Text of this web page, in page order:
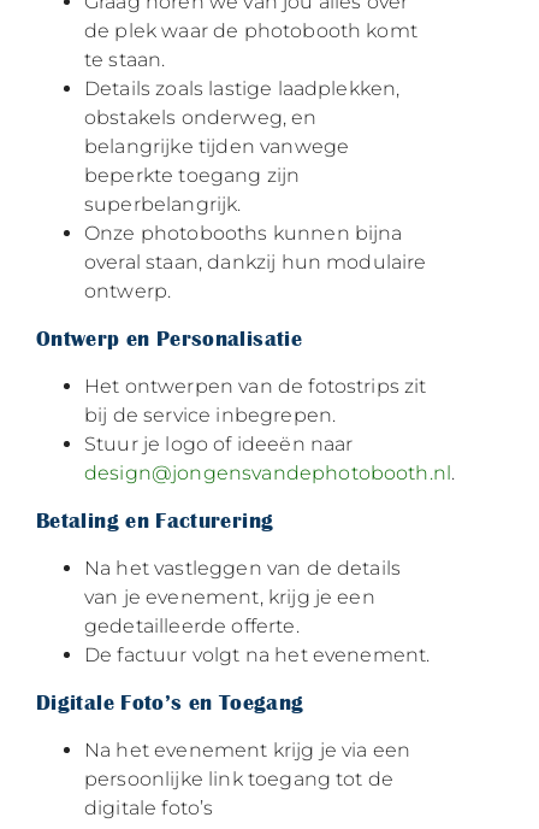
de plek waar de photobooth komt
te staan.
Details zoals lastige laadplekken,
obstakels onderweg, en
belangrijke tijden vanwege
beperkte toegang zijn
superbelangrijk.
Onze photobooths kunnen bijna
overal staan, dankzij hun modulaire
ontwerp.
Ontwerp en Personalisatie
Het ontwerpen van de fotostrips zit
bij de service inbegrepen.
Stuur je logo of ideeën naar
design@jongensvandephotobooth.nl.
Betaling en Facturering
Na het vastleggen van de details
van je evenement, krijg je een
gedetailleerde offerte.
De factuur volgt na het evenement.
Digitale Foto’s en Toegang
Na het evenement krijg je via een
persoonlijke link toegang tot de
digitale foto’s